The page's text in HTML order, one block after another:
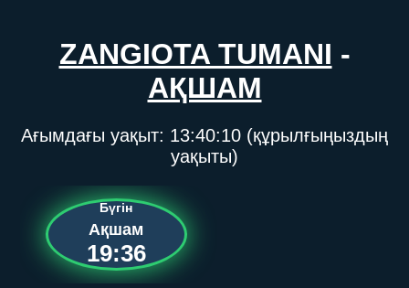
ZANGIOTA TUMANI -
АҚШАМ
Ағымдағы уақыт: 13:40:10 (құрылғыңыздың
уақыты)
Бүгін
Ақшам
19:36